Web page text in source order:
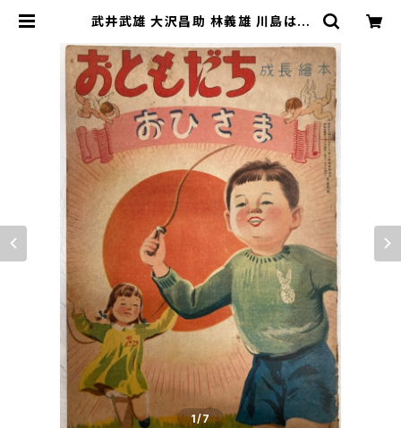
武井武雄 大沢昌助 林義雄 川島はる
本３巻３号 昭和24年 企画社 | ト
ムズボックス
1/7